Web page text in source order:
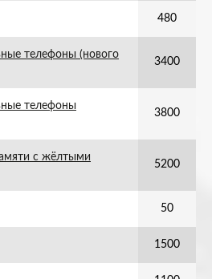
480
телефоны (нового
3400
телефоны
3800
с жёлтыми
5200
50
1500